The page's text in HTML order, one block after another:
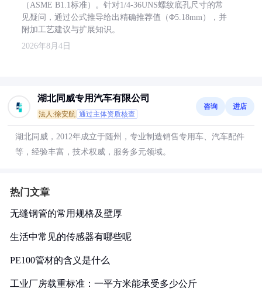
（ASME B1.1标准）。针对1/4-36UNS螺纹底孔尺寸的常
见疑问，通过公式推导给出精确推荐值（Φ5.18mm），并
附加工艺建议与扩展知识。
2026年8月4日
湖北同威专用汽车有限公司
法人:徐安航 通过主体资质核查
咨询 进店
湖北同威，2012年成立于随州，专业制造销售专用车、汽车配件
等，经验丰富，技术权威，服务多元领域。
热门文章
无缝钢管的常用规格及壁厚
生活中常见的传感器有哪些呢
PE100管材的含义是什么
工业厂房载重标准：一平方米能承受多少公斤